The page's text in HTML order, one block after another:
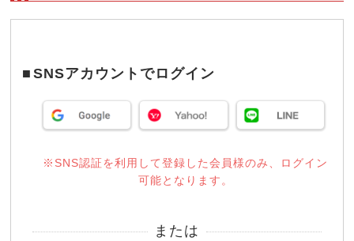
SNSアカウントでログイン
※SNS認証を利用して登録した会員様のみ、
ログイン
可能となります。
または